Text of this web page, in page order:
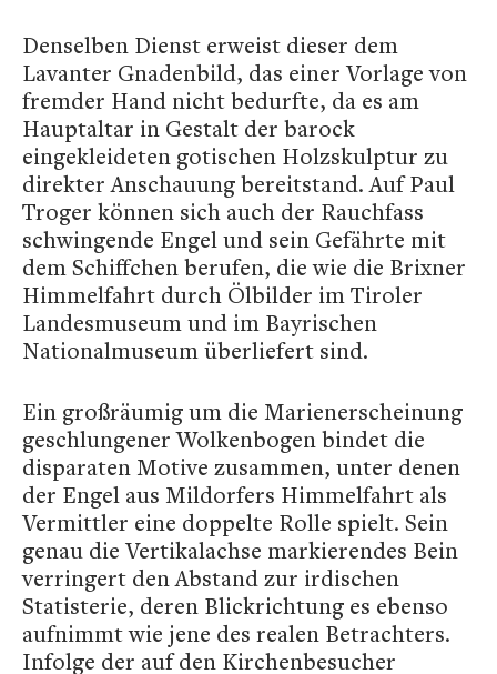
Denselben Dienst erweist dieser dem
Lavanter Gnadenbild, das einer Vorlage von
fremder Hand nicht bedurfte, da es am
Hauptaltar in Gestalt der barock
eingekleideten gotischen Holzskulptur zu
direkter Anschauung bereitstand. Auf Paul
Troger können sich auch der Rauchfass
schwingende Engel und sein Gefährte mit
dem Schiffchen berufen, die wie die Brixner
Himmelfahrt durch Ölbilder im Tiroler
Landesmuseum und im Bayrischen
Nationalmuseum überliefert sind.
Ein großräumig um die Marienerscheinung
geschlungener Wolkenbogen bindet die
disparaten Motive zusammen, unter denen
der Engel aus Mildorfers Himmelfahrt als
Vermittler eine doppelte Rolle spielt. Sein
genau die Vertikalachse markierendes Bein
verringert den Abstand zur irdischen
Statisterie, deren Blickrichtung es ebenso
aufnimmt wie jene des realen Betrachters.
Infolge der auf den Kirchenbesucher